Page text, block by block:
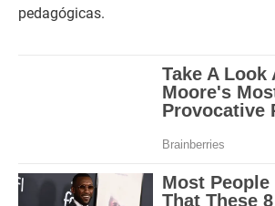
pedagógicas.